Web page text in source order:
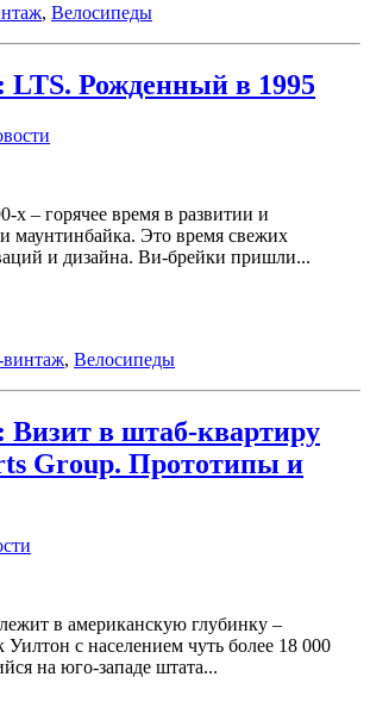
, Велосипеды
Рожденный в 1995
х – горячее время в развитии и
маунтинбайка. Это время свежих
и дизайна. Ви-брейки пришли...
винтаж, Велосипеды
в штаб-квартиру
Group. Прототипы и
в американскую глубинку –
Уилтон с населением чуть более 18 000
на юго-западе штата...